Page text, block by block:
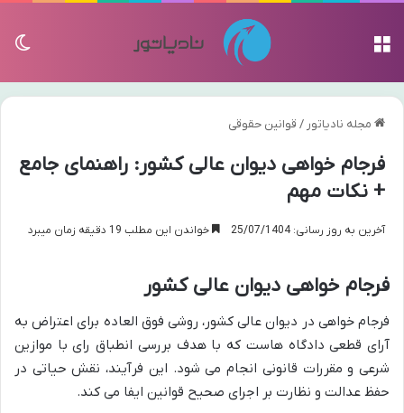
مجله نادیاتور / قوانین حقوقی
فرجام خواهی دیوان عالی کشور: راهنمای جامع
+ نکات مهم
آخرین به روز رسانی: 25/07/1404 خواندن این مطلب 19 دقیقه زمان میبرد
فرجام خواهی دیوان عالی کشور
فرجام خواهی در دیوان عالی کشور، روشی فوق العاده برای اعتراض به
آرای قطعی دادگاه هاست که با هدف بررسی انطباق رای با موازین
شرعی و مقررات قانونی انجام می شود. این فرآیند، نقش حیاتی در
حفظ عدالت و نظارت بر اجرای صحیح قوانین ایفا می کند.